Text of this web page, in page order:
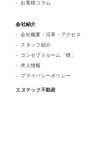
お客様コラム
会社紹介
会社概要・沿革・アクセス
スタッフ紹介
コンセプトルーム「檪」
求人情報
プライバシーポリシー
エヌテック不動産